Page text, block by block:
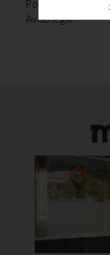
· Política de
·Aviso legal